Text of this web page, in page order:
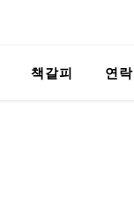
책갈피 연락